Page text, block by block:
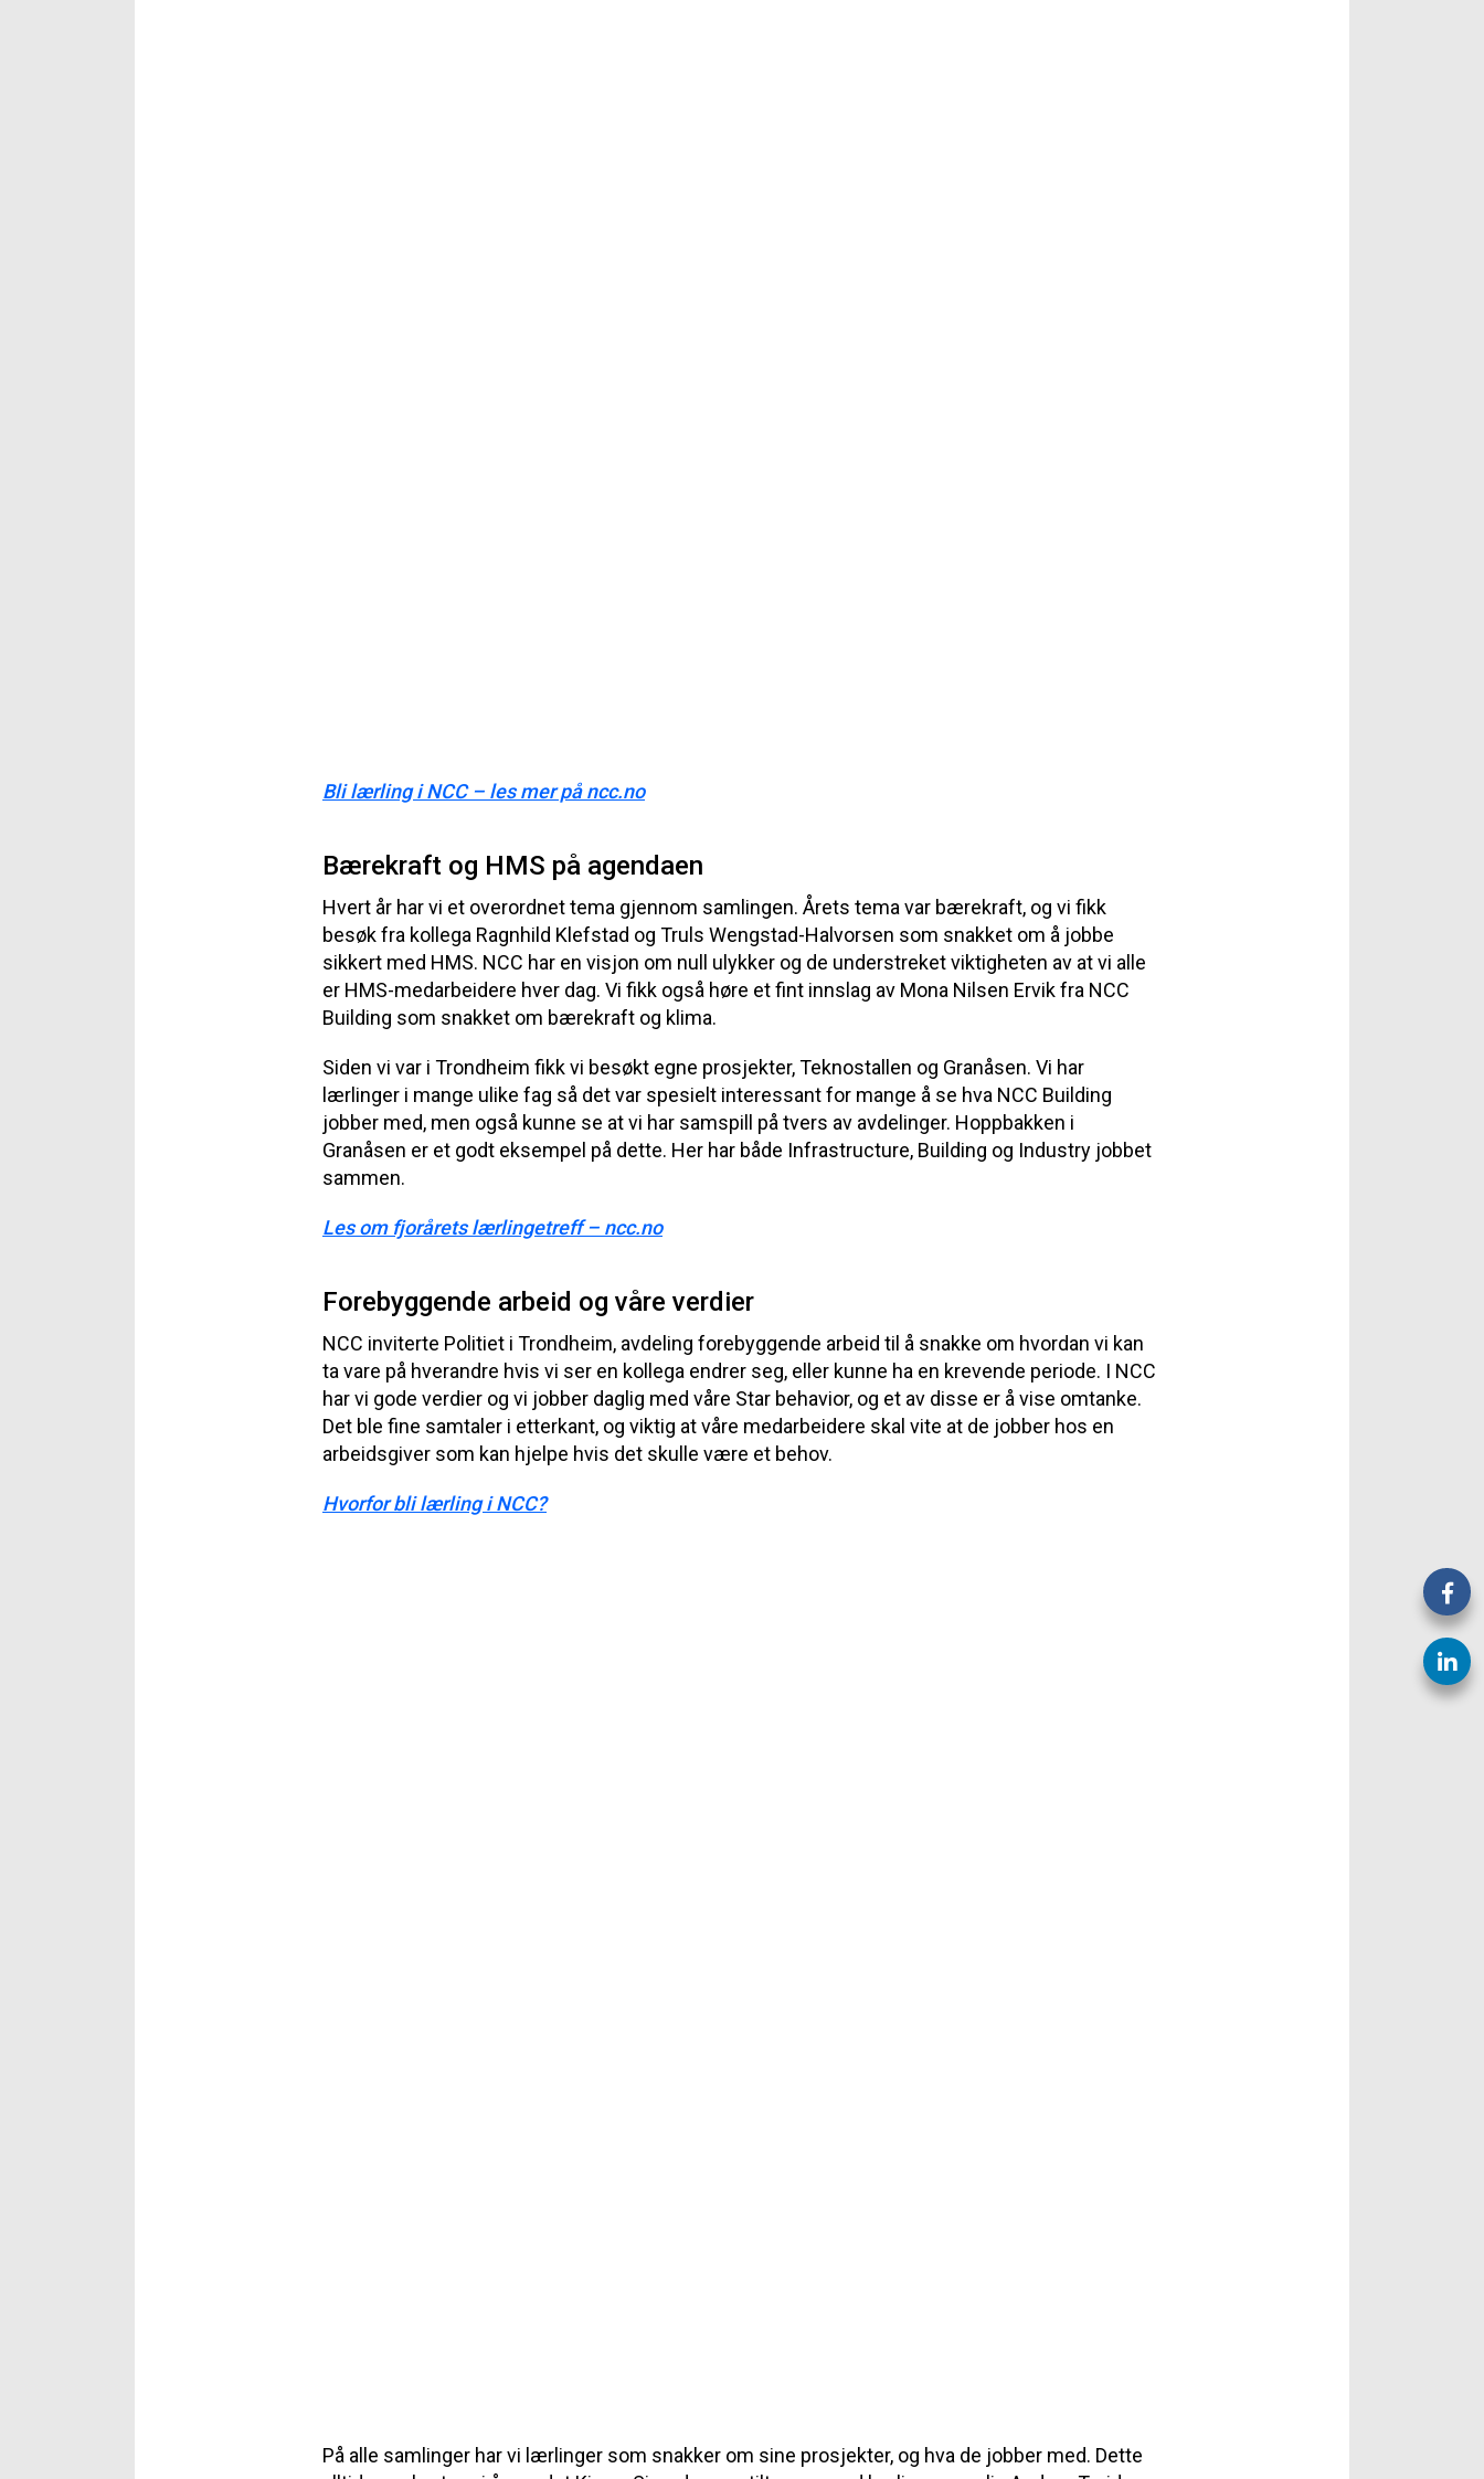
Bli lærling i NCC – les mer på ncc.no
Bærekraft og HMS på agendaen
Hvert år har vi et overordnet tema gjennom samlingen. Årets tema var bærekraft, og vi fikk
besøk fra kollega Ragnhild Klefstad og Truls Wengstad-Halvorsen som snakket om å jobbe
sikkert med HMS. NCC har en visjon om null ulykker og de understreket viktigheten av at vi alle
er HMS-medarbeidere hver dag. Vi fikk også høre et fint innslag av Mona Nilsen Ervikfra NCC
Building som snakket om bærekraft og klima.
Siden vi var i Trondheim fikk vi besøkt egne prosjekter, Teknostallen og Granåsen. Vi har
lærlinger i mange ulike fag så det var spesielt interessant for mange å se hva NCC Building
jobber med, men også kunne se at vi har samspill på tvers av avdelinger. Hoppbakken i
Granåsen er et godt eksempel på dette. Her har både Infrastructure, Building og Industry jobbet
sammen.
Les om fjorårets lærlingetreff – ncc.no
Forebyggende arbeid og våre verdier
NCC inviterte Politiet i Trondheim, avdeling forebyggende arbeid til å snakke om hvordan vi kan
ta vare på hverandre hvis vi ser en kollega endrer seg, eller kunne ha en krevende periode. I NCC
har vi gode verdier og vi jobber daglig med våre Star behavior, og et av disse er å vise omtanke.
Det ble fine samtaler i etterkant, og viktig at våre medarbeidere skal vite at de jobber hos en
arbeidsgiver som kan hjelpe hvis det skulle være et behov.
Hvorfor bli lærling i NCC?
På alle samlinger har vi lærlinger som snakker om sine prosjekter, og hva de jobber med. Dette